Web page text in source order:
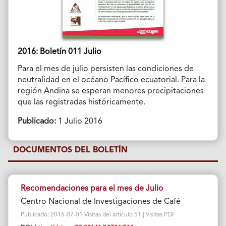
2016: Boletín 011 Julio
Para el mes de julio persisten las condiciones de
neutralidad en el océano Pacífico ecuatorial. Para la
región Andina se esperan menores precipitaciones
que las registradas históricamente.
Publicado:1 Julio 2016
DOCUMENTOS DEL BOLETÍN
Recomendaciones para el mes de Julio
Centro Nacional de Investigaciones de Café
Publicado: 2016-07-01 Visitas del artículo 51 | Visitas PDF